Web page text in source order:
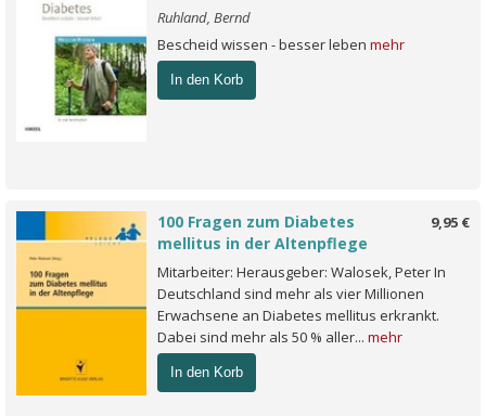
Ruhland, Bernd
Bescheid wissen - besser leben mehr
In den Korb
9,95 €
100 Fragen zum Diabetes
mellitus in der Altenpflege
Mitarbeiter: Herausgeber: Walosek, Peter In
Deutschland sind mehr als vier Millionen
Erwachsene an Diabetes mellitus erkrankt.
Dabei sind mehr als 50 % aller... mehr
In den Korb